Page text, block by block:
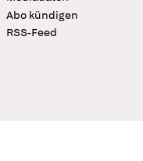
Abo kündigen
RSS-Feed